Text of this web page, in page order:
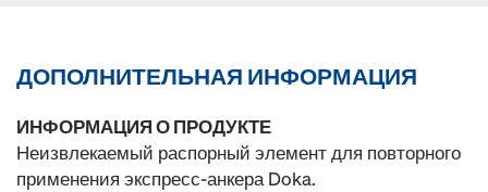
ДОПОЛНИТЕЛЬНАЯ ИНФОРМАЦИЯ
ИНФОРМАЦИЯ О ПРОДУКТЕ
Неизвлекаемый распорный элемент для повторного
применения экспресс-анкера Doka.